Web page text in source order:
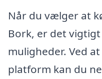
Når du vælger at
Bork, er det
muligheder. Ved
platform kan du